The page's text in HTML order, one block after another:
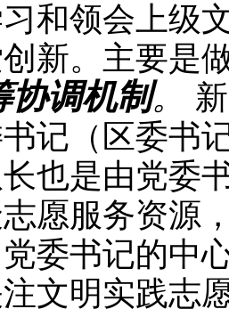
和领会上级
新。主要是
协调机制。
记（区委书
也是由党委
愿服务资源
委书记的中
文明实践志